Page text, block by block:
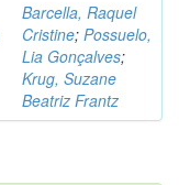
Barcella, Raquel
Cristine; Possuelo,
Lia Gonçalves;
Krug, Suzane
Beatriz Frantz